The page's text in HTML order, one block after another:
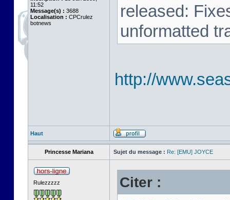
11:52
Message(s) : 3688
Localisation : CPCrulez
botnews
released:
unformatted
http://
Haut
Princesse Mariana Sujet du message : Re: [EMU] JOYCE
Rulezzzzz Citer :